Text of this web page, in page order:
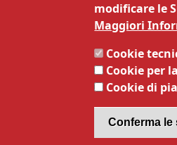
Via Calepina 13 -
Mail:
Pec:
Codice fiscale e
Codice Univoco
modificare le
Maggiori
Cookie
Cookie per
Cookie di
Conferma le